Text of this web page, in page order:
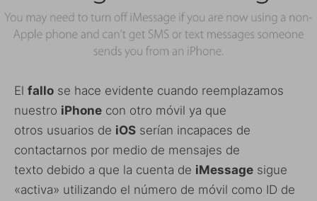
El fallo se hace evidente cuando reemplazamos
nuestro iPhone con otro móvil ya que
otros usuarios de iOS serían incapaces de
contactarnos por medio de mensajes de
texto debido a que la cuenta de iMessage sigue
«activa» utilizando el número de móvil como ID de